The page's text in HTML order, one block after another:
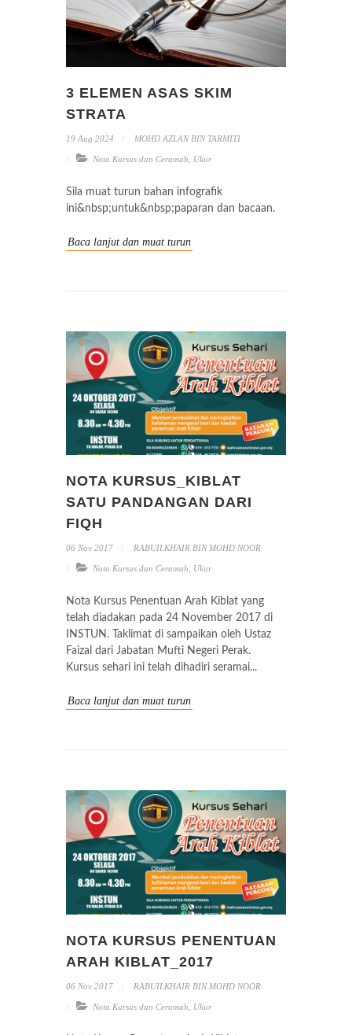
3 ELEMEN ASAS SKIM
STRATA
19 Aug 2024 MOHD AZLAN BIN TARMITI
Nota Kursus dan Ceramah Ukur
Sila muat turun bahan infografik
ini&nbsp;untuk&nbsp;paparan dan bacaan.
Baca lanjut dan muat turun
NOTA KURSUS_KIBLAT
SATU PANDANGAN DARI
FIQH
06 Nov 2017 RABUILKHAIR BIN MOHD NOOR
Nota Kursus dan Ceramah Ukur
Nota Kursus Penentuan Arah Kiblat yang
telah diadakan pada 24 November 2017 di
INSTUN. Taklimat di sampaikan oleh Ustaz
Faizal dari Jabatan Mufti Negeri Perak.
Kursus sehari ini telah dihadiri seramai...
Baca lanjut dan muat turun
NOTA KURSUS PENENTUAN
ARAH KIBLAT_2017
06 Nov 2017 RABUILKHAIR BIN MOHD NOOR
Nota Kursus dan Ceramah Ukur